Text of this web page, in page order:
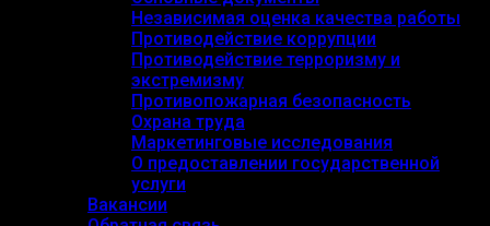
Независимая оценка качества работы
Противодействие коррупции
Противодействие терроризму и
экстремизму
Противопожарная безопасность
Охрана труда
Маркетинговые исследования
О предоставлении государственной
услуги
Вакансии